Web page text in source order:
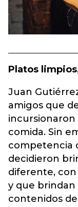
Platos
Juan
amigos que
incursionaron
comida. Sin
competencia
decidieron
diferente,
y que brindan
contenidos